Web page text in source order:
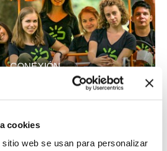
cookies
web se usan para personalizar
CONEXIÓN
FIVE WEEKS OF
IN BUDAPEST